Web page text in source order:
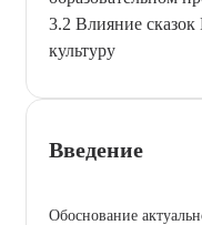
3.2 Влияние
культуру
Введение
Обоснование